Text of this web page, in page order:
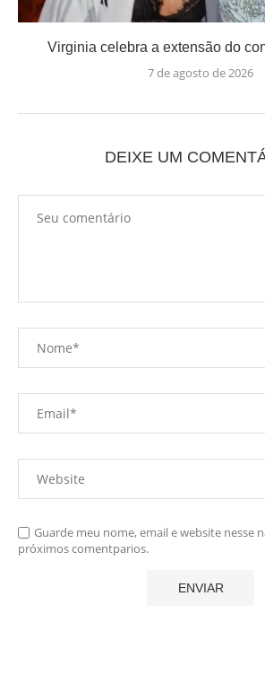
Virginia celebra a extensão do
7 de agosto de 2026
DEIXE UM
Guarde meu nome, email e website nesse
próximos comentparios.